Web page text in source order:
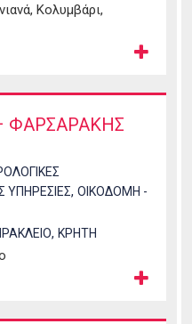
Κολυμβάρι,
– ΦΑΡΣΑΡΑΚΗΣ
ΥΠΗΡΕΣΙΕΣ, ΟΙΚΟΔΟΜΗ -
, ΚΡΗΤΗ